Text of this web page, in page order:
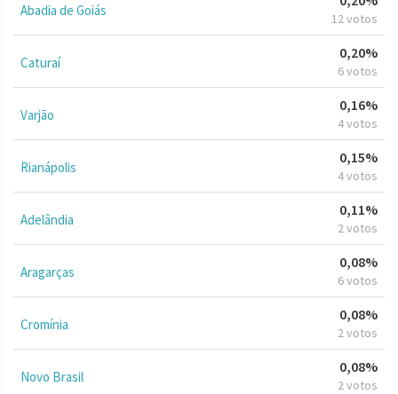
Abadia de Goiás 12 votos
Caturaí
0,20%
6 votos
Varjão
0,16%
4 votos
Rianápolis
0,15%
4 votos
Adelândia
0,11%
2 votos
Aragarças
0,08%
6 votos
Cromínia
0,08%
2 votos
Novo Brasil
0,08%
2 votos